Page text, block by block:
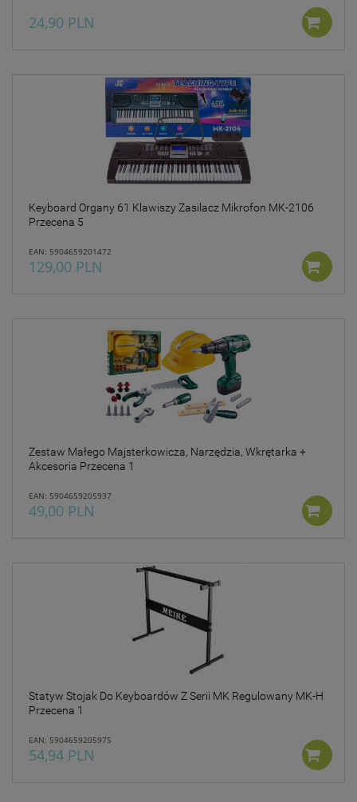
24,90 PLN
Keyboard Organy 61 Klawiszy Zasilacz Mikrofon MK-2106
Przecena 5
EAN: 5904659201472
129,00 PLN
Zestaw Małego Majsterkowicza, Narzędzia, Wkrętarka +
Akcesoria Przecena 1
EAN: 5904659205937
49,00 PLN
Statyw Stojak Do Keyboardów Z Serii MK Regulowany MK-H
Przecena 1
EAN: 5904659205975
54,94 PLN